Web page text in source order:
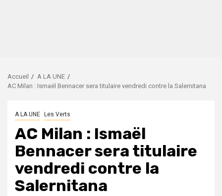
Accueil
A LA UNE
AC Milan : Ismaël Bennacer sera titulaire vendredi contre la Salernitana
A LA UNE Les Verts
AC Milan : Ismaël
Bennacer sera titulaire
vendredi contre la
Salernitana